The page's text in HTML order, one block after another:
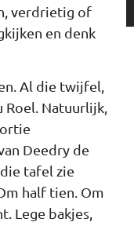
verdrietig of
en denk
Al die twijfel,
Roel. Natuurlijk,
Deedry de
tafel zie
half tien. Om
Lege bakjes,